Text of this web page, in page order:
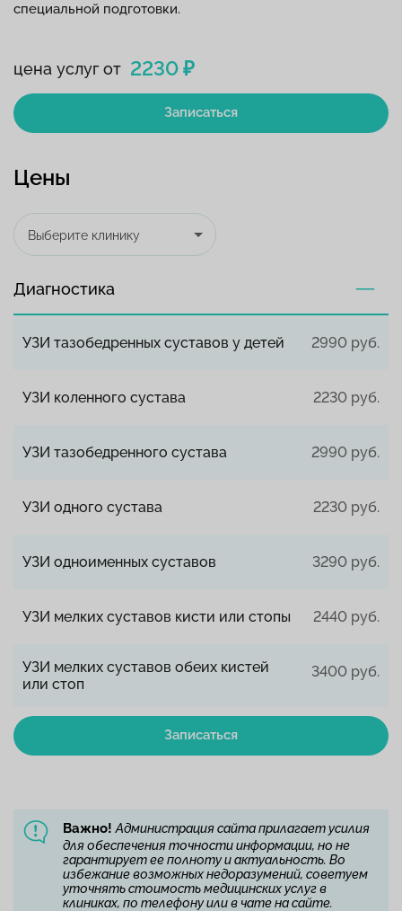
цена услуг от 2230 ₽
Записаться
специальной подготовки.
Цены
Выберите клинику
Диагностика
УЗИ тазобедренных суставов у детей 2990 руб.
УЗИ коленного сустава 2230 руб.
УЗИ тазобедренного сустава 2990 руб.
УЗИ одного сустава 2230 руб.
УЗИ одноименных суставов 3290 руб.
УЗИ мелких суставов кисти или стопы 2440 руб.
УЗИ мелких суставов обеих кистей
или стоп
3400 руб.
Записаться
Важно! Администрация сайта прилагает усилия
для обеспечения точности информации, но не
гарантирует ее полноту и актуальность. Во
избежание возможных недоразумений, советуем
уточнять стоимость медицинских услуг в
клиниках, по телефону или в чате на сайте.